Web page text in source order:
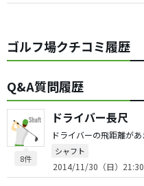
ゴルフ場クチコミ履歴
Q&A質問履歴
8件
ドライバー長尺
シャフト
2014/11/30（日）21:30